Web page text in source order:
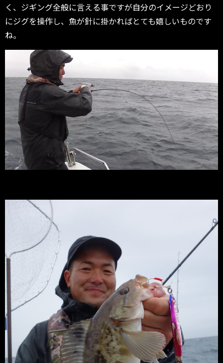
く、ジギング全般に言える事ですが自分のイメージどおり
にジグを操作し、魚が針に掛かればとても嬉しいものです
ね。